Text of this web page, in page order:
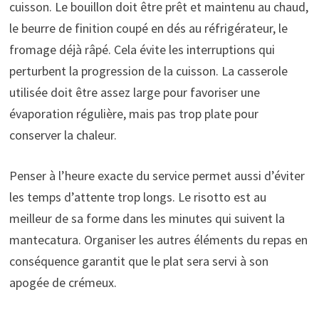
cuisson. Le bouillon doit être prêt et maintenu au chaud,
le beurre de finition coupé en dés au réfrigérateur, le
fromage déjà râpé. Cela évite les interruptions qui
perturbent la progression de la cuisson. La casserole
utilisée doit être assez large pour favoriser une
évaporation régulière, mais pas trop plate pour
conserver la chaleur.
Penser à l’heure exacte du service permet aussi d’éviter
les temps d’attente trop longs. Le risotto est au
meilleur de sa forme dans les minutes qui suivent la
mantecatura. Organiser les autres éléments du repas en
conséquence garantit que le plat sera servi à son
apogée de crémeux.